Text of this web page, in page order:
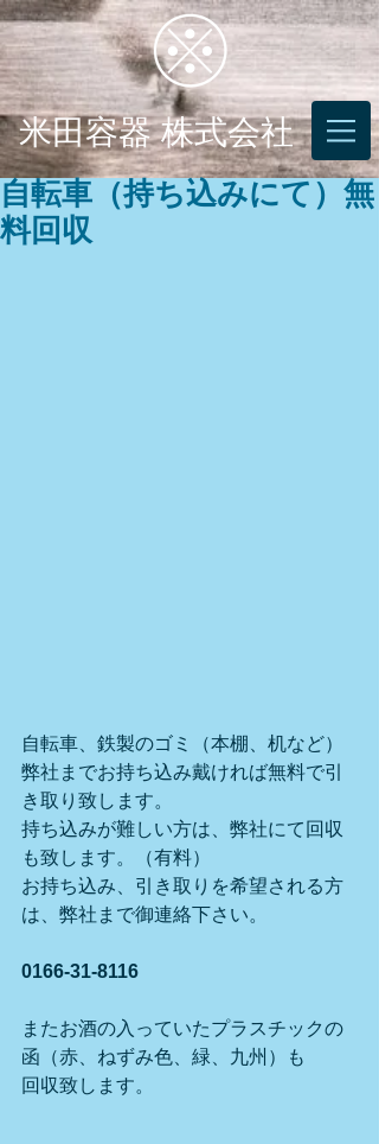
米田容器 株式会社
自転車（持ち込みにて）無
料回収
自転車、鉄製のゴミ（本棚、机など）
弊社までお持ち込み戴ければ無料で引
き取り致します。
持ち込みが難しい方は、弊社にて回収
も致します。（有料）
お持ち込み、引き取りを希望される方
は、弊社まで御連絡下さい。
0166-31-8116
またお酒の入っていたプラスチックの
函（赤、ねずみ色、緑、九州）も
回収致します。